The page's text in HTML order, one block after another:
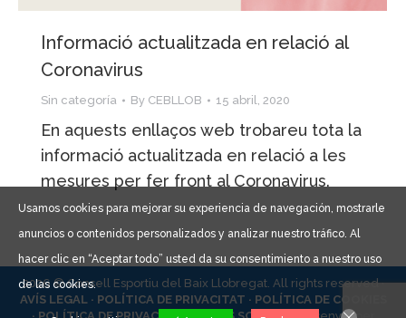
Informació actualitzada en relació al
Coronavirus
Sin categoría By CEBLLOB 15 abril, 2020
En aquests enllaços web trobareu tota la
informació actualitzada en relació a les
mesures per fer front al Coronavirus.
2026 © Consell Esportiu del Baix Llobregat. All rights reserved ·
AVÍS LEGAL · POLÍTICA DE PRIVACITAT · POLÍTICA DE COOKIES
Usamos cookies para mejorar su experiencia de navegación, mostrarle
anuncios o contenidos personalizados y analizar nuestro tráfico. Al
hacer clic en “Aceptar todo” usted da su consentimiento a nuestro uso
de las cookies.